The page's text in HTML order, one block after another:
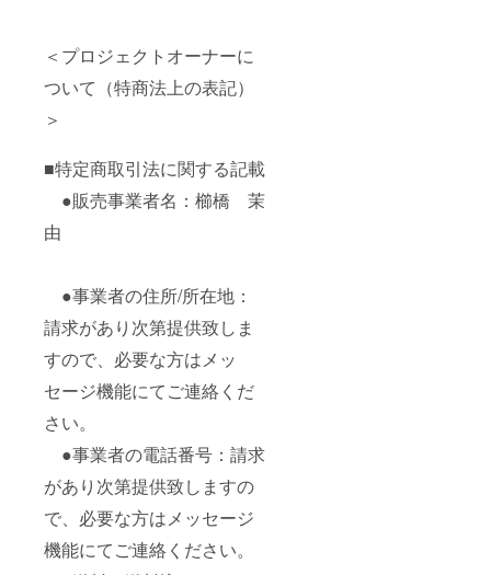
＜プロジェクトオーナーに
ついて（特商法上の表記）
＞
■特定商取引法に関する記載
●販売事業者名：櫛橋 茉
由
●事業者の住所/所在地：
請求があり次第提供致しま
すので、必要な方はメッ
セージ機能にてご連絡くだ
さい。
●事業者の電話番号：請求
があり次第提供致しますの
で、必要な方はメッセージ
機能にてご連絡ください。